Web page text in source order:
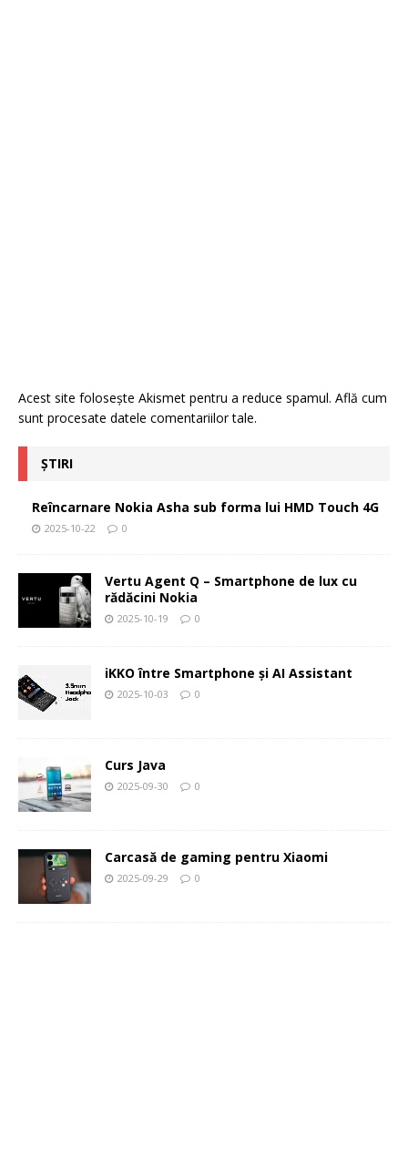
Acest site folosește Akismet pentru a reduce spamul. Află cum
sunt procesate datele comentariilor tale.
ȘTIRI
Reîncarnare Nokia Asha sub forma lui HMD Touch 4G
2025-10-22 0
Vertu Agent Q – Smartphone de lux cu
rădăcini Nokia
2025-10-19 0
iKKO între Smartphone și AI Assistant
2025-10-03 0
Curs Java
2025-09-30 0
Carcasă de gaming pentru Xiaomi
2025-09-29 0